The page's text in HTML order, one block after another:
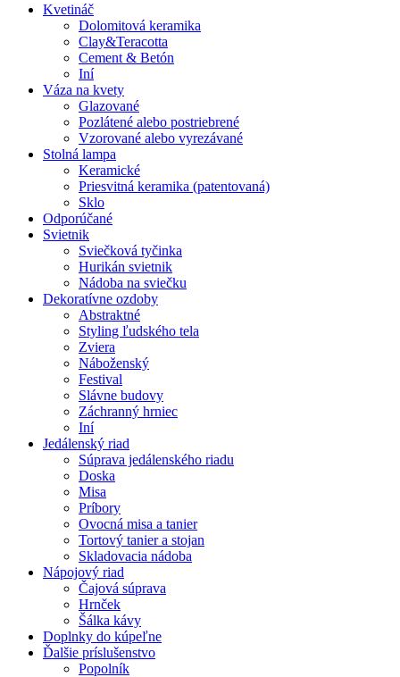
Kvetináč
Dolomitová keramika
Clay&Teracotta
Cement & Betón
Iní
Váza na kvety
Glazované
Pozlátené alebo postriebrené
Vzorované alebo vyrezávané
Stolná lampa
Keramické
Priesvitná keramika (patentovaná)
Sklo
Odporúčané
Svietnik
Sviečková tyčinka
Hurikán svietnik
Nádoba na sviečku
Dekoratívne ozdoby
Abstraktné
Styling ľudského tela
Zviera
Náboženský
Festival
Slávne budovy
Záchranný hrniec
Iní
Jedálenský riad
Súprava jedálenského riadu
Doska
Misa
Príbory
Ovocná misa a tanier
Tortový tanier a stojan
Skladovacia nádoba
Nápojový riad
Čajová súprava
Hrnček
Šálka ​​kávy
Doplnky do kúpeľne
Ďalšie príslušenstvo
Popolník